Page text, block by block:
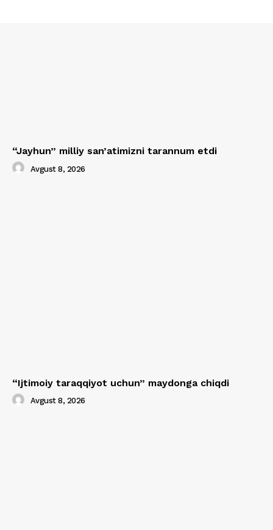
“Jayhun” milliy san’atimizni tarannum etdi
Avgust 8, 2026
“Ijtimoiy taraqqiyot uchun” maydonga chiqdi
Avgust 8, 2026